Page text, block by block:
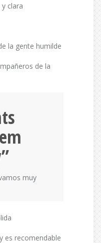
clara
la gente humilde
de la
muy
es recomendable